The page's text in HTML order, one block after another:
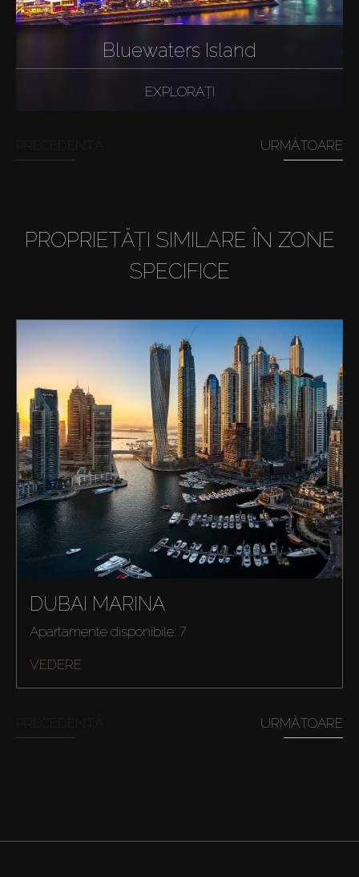
Bluewaters Island
EXPLORAȚI
URMĂTOARE
PROPRIETĂȚI SIMILARE ÎN ZONE
SPECIFICE
DUBAI MARINA
Apartamente disponibile: 7
VEDERE
URMĂTOARE